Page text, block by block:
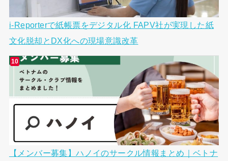
i-Reporterで紙帳票をデジタル化 FAPV社が実現した紙
文化脱却とDX化への現場意識改革
【メンバー募集】ハノイのサークル情報まとめ｜ベトナ